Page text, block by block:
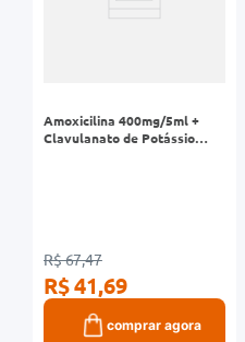
Amoxicilina 400mg/5ml +
Clavulanato de Potássio
R$ 67,47
R$ 41,69
comprar agora